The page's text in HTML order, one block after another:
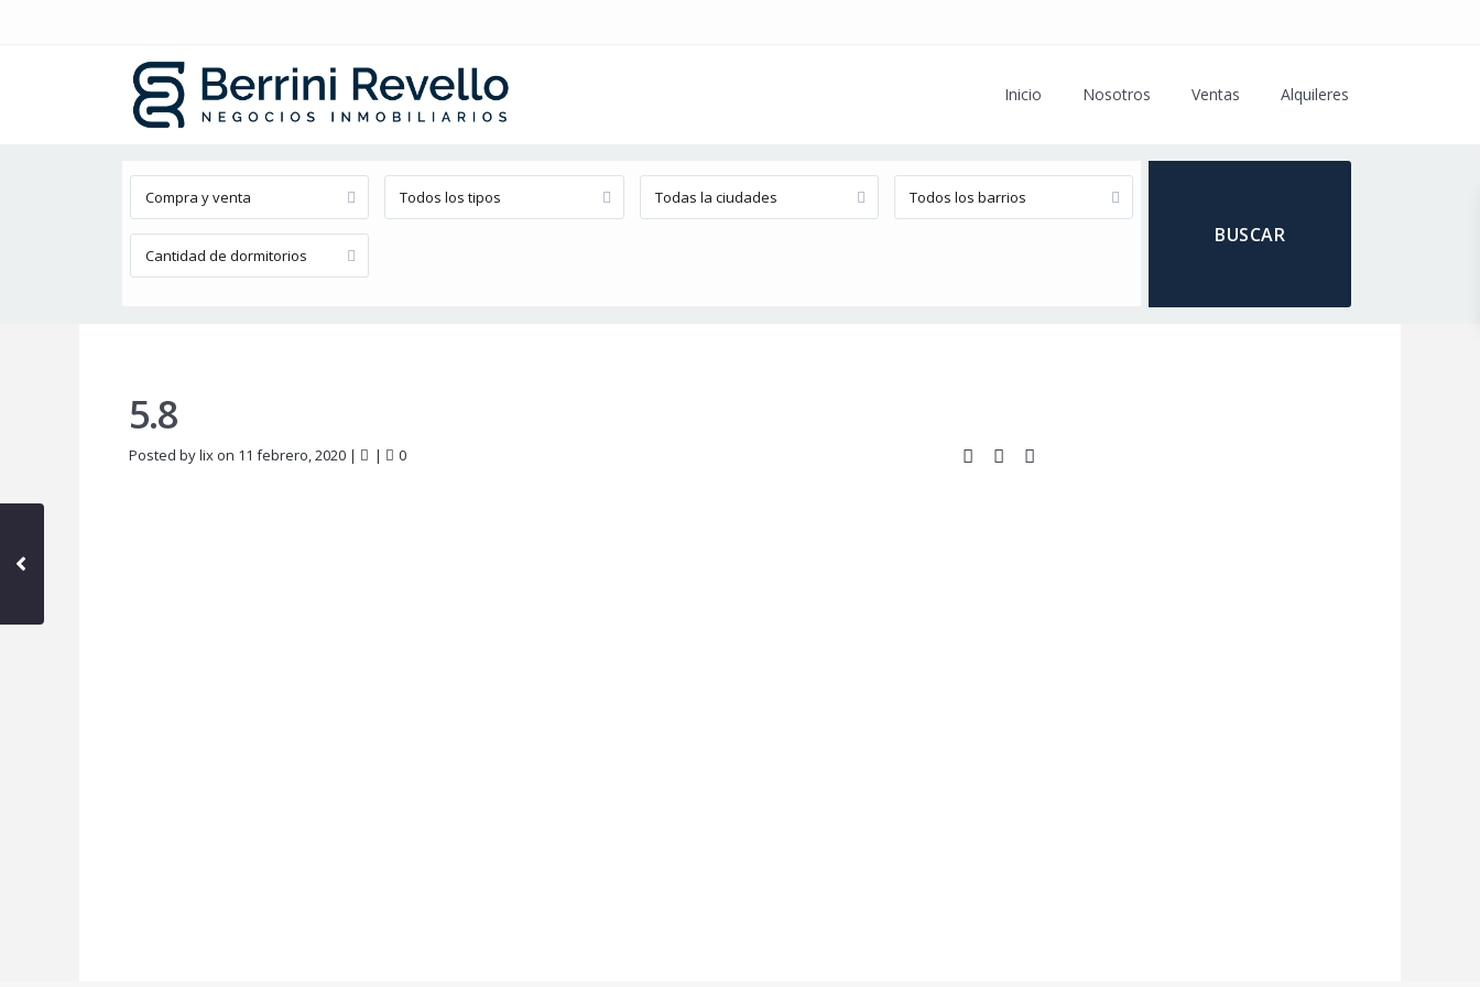
Inicio Nosotros Ventas Alquileres
Búsqueda avanzada
Compra y venta Todos los tipos Todas la ciudades Todos los barrios
Cantidad de dormitorios
5.8
Posted by lix on 11 febrero, 2020 | | 0